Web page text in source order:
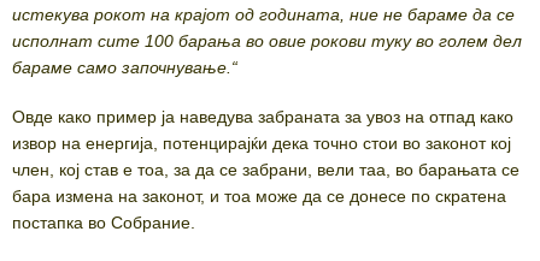
истекува рокот на крајот од годината, ние не бараме да се
исполнат сите 100 барања во овие рокови туку во голем дел
бараме само започнување.“
Овде како пример ја наведува забраната за увоз на отпад како
извор на енергија, потенцирајќи дека точно стои во законот кој
член, кој став е тоа, за да се забрани, вели таа, во барањата се
бара измена на законот, и тоа може да се донесе по скратена
постапка во Собрание.